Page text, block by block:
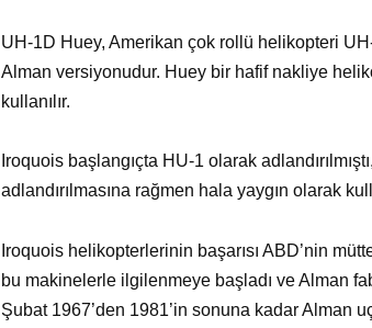
UH-1D Huey, Amerikan çok rollü helikopteri
Alman versiyonudur. Huey bir hafif nakliye
kullanılır.
Iroquois başlangıçta HU-1 olarak
adlandırılmasına rağmen hala yaygın olarak
Iroquois helikopterlerinin başarısı ABD’nin
bu makinelerle ilgilenmeye başladı ve Alman
Şubat 1967’den 1981’in sonuna kadar Alman